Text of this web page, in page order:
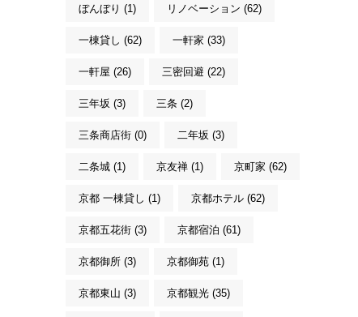
ぼんぼり (1) リノベーション (62)
一棟貸し (62) 一軒家 (33)
一軒屋 (26) 三密回避 (22)
三年坂 (3) 三条 (2)
三条商店街 (0) 二年坂 (3)
二条城 (1) 京友禅 (1) 京町家 (62)
京都 一棟貸し (1) 京都ホテル (62)
京都五花街 (3) 京都宿泊 (61)
京都御所 (3) 京都御苑 (1)
京都東山 (3) 京都観光 (35)